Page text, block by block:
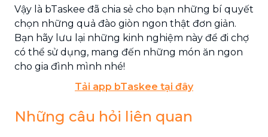
Vậy là bTaskee đã chia sẻ cho bạn những bí quyết
chọn những quả đào giòn ngon thật đơn giản.
Bạn hãy lưu lại những kinh nghiệm này để đi chợ
có thể sử dụng, mang đến những món ăn ngon
cho gia đình mình nhé!
Tải app bTaskee tại đây
Những câu hỏi liên quan